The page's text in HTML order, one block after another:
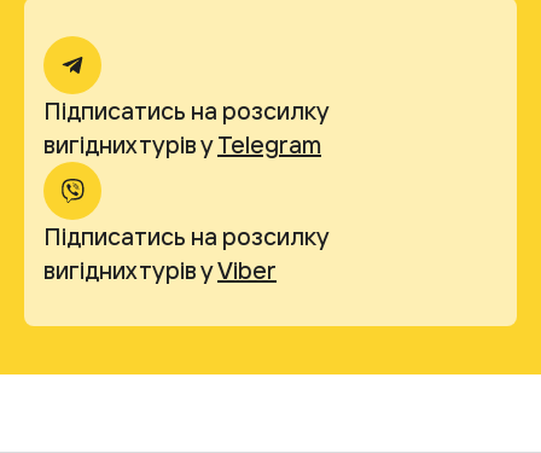
Підписатись на розсилку
вигідних турів уTelegram
Підписатись на розсилку
вигідних турів уViber